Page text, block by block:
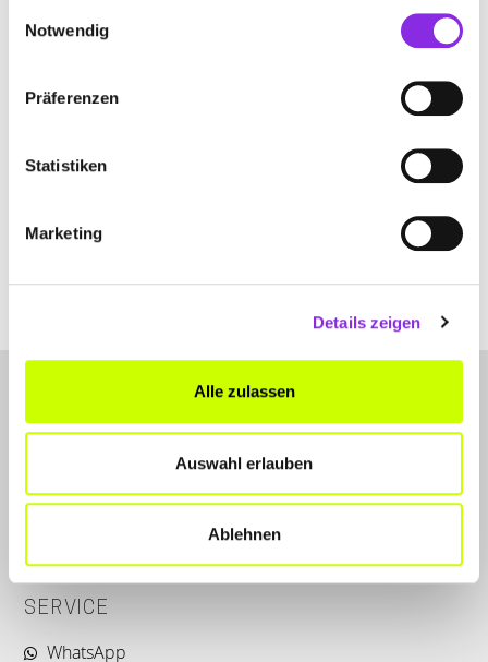
Notwendig
Präferenzen
Statistiken
Marketing
Details zeigen
Alle zulassen
Auswahl erlauben
Ablehnen
HAUTFACHARZTPRAXIS
tina-biedermann-hahn-
hautfacharztpraxis.weblocator.de
Kontakt
SERVICE
WhatsApp